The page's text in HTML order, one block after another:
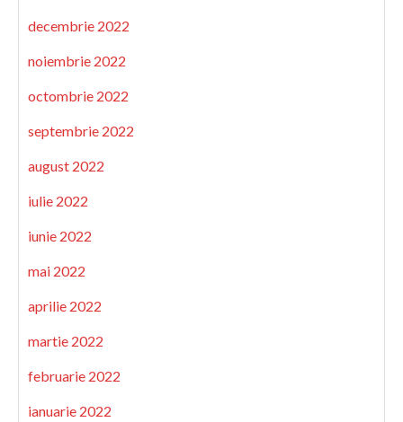
decembrie 2022
noiembrie 2022
octombrie 2022
septembrie 2022
august 2022
iulie 2022
iunie 2022
mai 2022
aprilie 2022
martie 2022
februarie 2022
ianuarie 2022